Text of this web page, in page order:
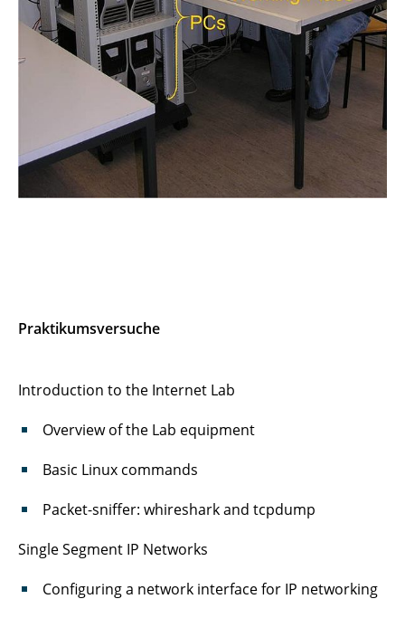
Praktikumsversuche
Introduction to the Internet Lab
Overview of the Lab equipment
Basic Linux commands
Packet-sniffer: whireshark and tcpdump
Single Segment IP Networks
Configuring a network interface for IP networking